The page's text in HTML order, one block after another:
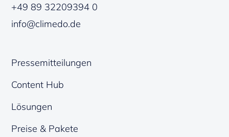
+49 89 32209394 0
info@climedo.de
Pressemitteilungen
Content Hub
Lösungen
Preise & Pakete